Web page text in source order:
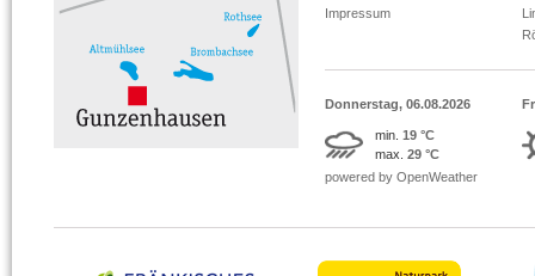
Impressum
Donnerstag, 06.08.2026
min. 19 °C
max. 29 °C
powered by OpenWeather